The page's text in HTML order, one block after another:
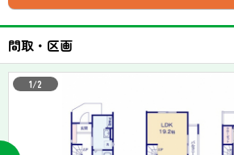
間取・区画
1/2